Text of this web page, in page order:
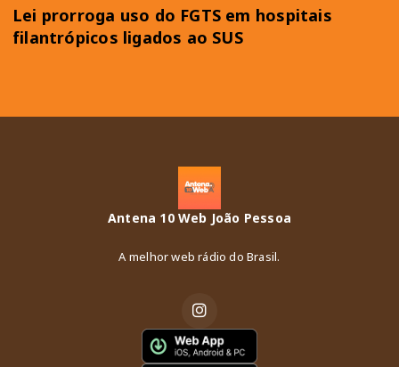
Lei prorroga uso do FGTS em hospitais
filantrópicos ligados ao SUS
Antena 10 Web João Pessoa
A melhor web rádio do Brasil.